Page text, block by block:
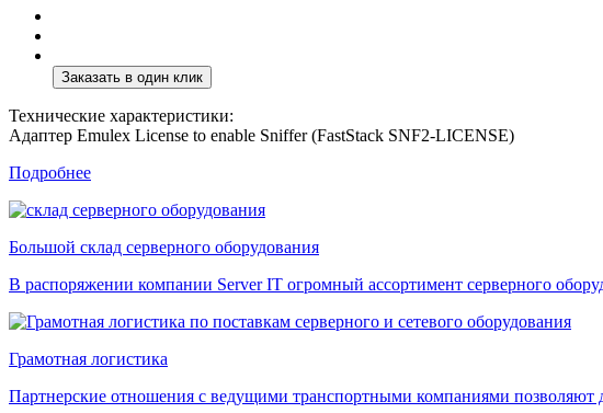
Технические характеристики:
Адаптер Emulex License to enable Sniffer (FastStack SNF2-LICENSE)
Подробнее
Большой склад серверного оборудования
В распоряжении компании Server IT огромный ассортимент серверного
Грамотная логистика
Партнерские отношения с ведущими транспортными компаниями позволяют